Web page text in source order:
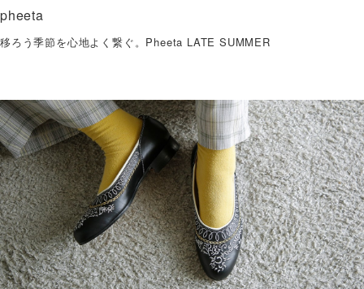
pheeta
移ろう季節を心地よく繋ぐ。Pheeta LATE SUMMER